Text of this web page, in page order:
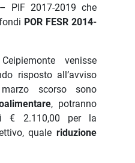
PIF 2017-2019 che
POR FESR 2014-
venisse
risposto all’avviso
scorso sono
, potranno
2.110,00 per la
quale riduzione